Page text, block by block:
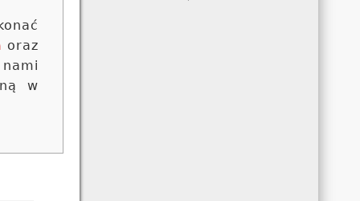
oraz
w